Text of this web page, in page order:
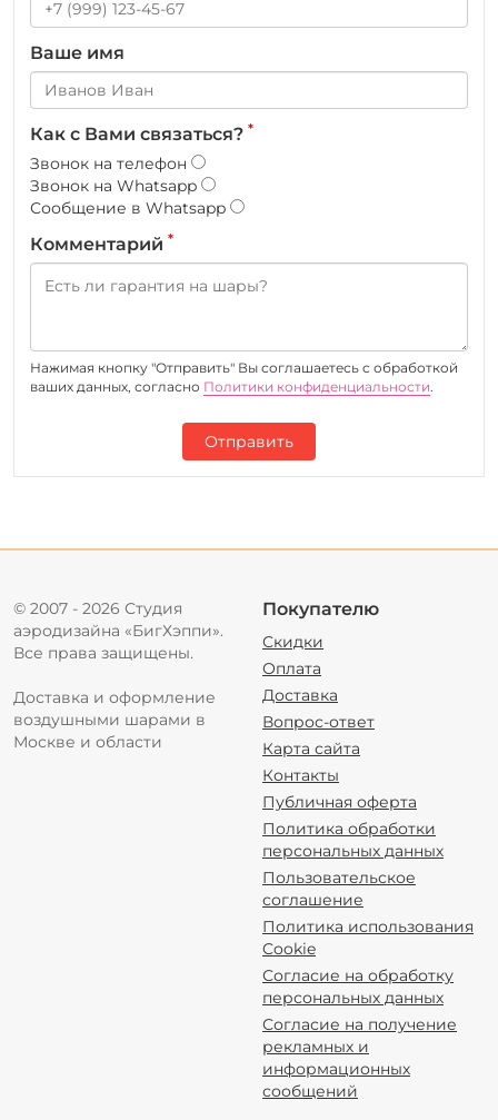
Ваше имя
Как с Вами связаться? *
Звонок на телефон
Звонок на Whatsapp
Сообщение в Whatsapp
Комментарий *
Нажимая кнопку "Отправить" Вы соглашаетесь c обработкой
ваших данных, согласно Политики конфиденциальности.
Отправить
© 2007 - 2026 Студия
аэродизайна «БигХэппи».
Все права защищены.
Доставка и оформление
воздушными шарами в
Москве и области
Покупателю
Скидки
Оплата
Доставка
Вопрос-ответ
Карта сайта
Контакты
Публичная оферта
Политика обработки
персональных данных
Пользовательское
соглашение
Политика использования
Cookie
Согласие на обработку
персональных данных
Согласие на получение
рекламных и
информационных
сообщений